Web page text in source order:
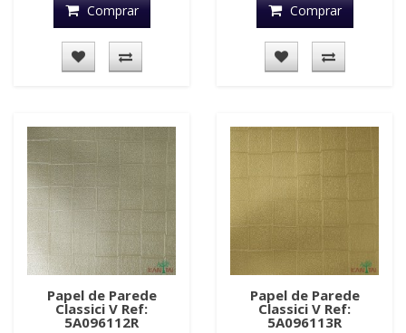
Comprar Comprar
Papel de Parede
Classici V Ref:
5A096112R
Papel de Parede
Classici V Ref:
5A096113R